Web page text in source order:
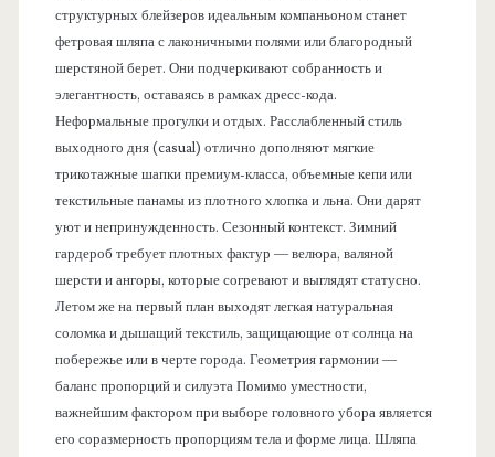
структурных блейзеров идеальным компаньоном станет
фетровая шляпа с лаконичными полями или благородный
шерстяной берет. Они подчеркивают собранность и
элегантность, оставаясь в рамках дресс-кода.
Неформальные прогулки и отдых. Расслабленный стиль
выходного дня (casual) отлично дополняют мягкие
трикотажные шапки премиум-класса, объемные кепи или
текстильные панамы из плотного хлопка и льна. Они дарят
уют и непринужденность. Сезонный контекст. Зимний
гардероб требует плотных фактур — велюра, валяной
шерсти и ангоры, которые согревают и выглядят статусно.
Летом же на первый план выходят легкая натуральная
соломка и дышащий текстиль, защищающие от солнца на
побережье или в черте города. Геометрия гармонии —
баланс пропорций и силуэта Помимо уместности,
важнейшим фактором при выборе головного убора является
его соразмерность пропорциям тела и форме лица. Шляпа